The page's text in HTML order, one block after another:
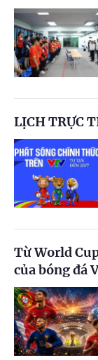
LỊCH TRỰC
Từ World
của bóng đá